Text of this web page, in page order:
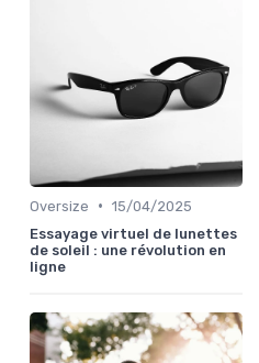
Oversize • 15/04/2025
Essayage virtuel de lunettes
de soleil : une révolution en
ligne